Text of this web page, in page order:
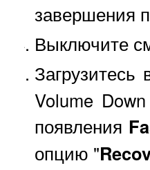
завершения
Выключите
Загрузитесь
Volume
появления
опцию "